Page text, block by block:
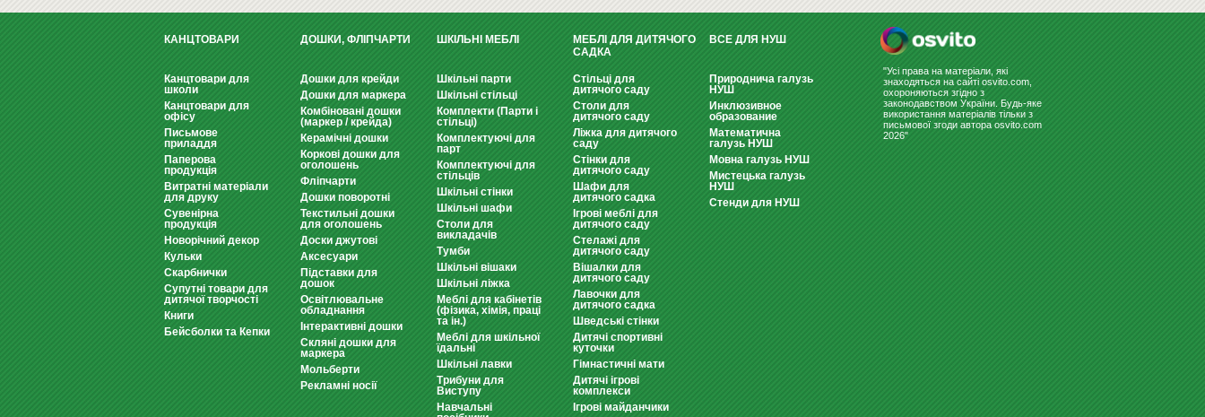
ФЛІПЧАРТ ДЛЯ МАРКЕРА
МОБІЛЬНИЙ 65Х100
5300
КАНЦТОВАРИ
Канцтовари для
школи
Канцтовари для
офісу
Письмове
приладдя
Паперова
продукція
Витратні матеріали
для друку
Сувенірна
продукція
Новорічний декор
Кульки
Скарбнички
Супутні товари для
дитячої творчості
Книги
Бейсболки та Кепки
ДОШКИ, ФЛІПЧАРТИ
Дошки для крейди
Дошки для маркера
Комбіновані дошки
(маркер / крейда)
Керамічні дошки
Коркові дошки для
оголошень
Фліпчарти
Дошки поворотні
Текстильні дошки
для оголошень
Доски джутові
Аксесуари
Підставки для
дошок
Освітлювальне
обладнання
Інтерактивні дошки
Скляні дошки для
маркера
Мольберти
Рекламні носії
ШКІЛЬНІ МЕБЛІ
Шкільні парти
Шкільні стільці
Комплекти (Парти і
стільці)
Комплектуючі для
парт
Комплектуючі для
стільців
Шкільні стінки
Шкільні шафи
Столи для
викладачів
Тумби
Шкільні вішаки
Шкільні ліжка
Меблі для кабінетів
(фізика, хімія, праці
та ін.)
Меблі для шкільної
їдальні
Шкільні лавки
Трибуни для
Виступу
Навчальні
МЕБЛІ ДЛЯ ДИТЯЧОГО
САДКА
Стільці для
дитячого саду
Столи для
дитячого саду
Ліжка для дитячого
саду
Стінки для
дитячого саду
Шафи для
дитячого садка
Ігрові меблі для
дитячого саду
Стелажі для
дитячого саду
Вішалки для
дитячого саду
Лавочки для
дитячого садка
Шведські стінки
Дитячі спортивні
куточки
Гімнастичні мати
Дитячі ігрові
комплекси
Ігрові майданчики
ВСЕ ДЛЯ НУШ
Природнича галузь
НУШ
Инклюзивное
образование
Математична
галузь НУШ
Мовна галузь НУШ
Мистецька галузь
НУШ
Стенди для НУШ
"Усі права на матеріали, які
знаходяться на сайті osvito.com,
охороняються згідно з
законодавством України. Будь-яке
використання матеріалів тільки з
письмової згоди автора osvito.com
2026"